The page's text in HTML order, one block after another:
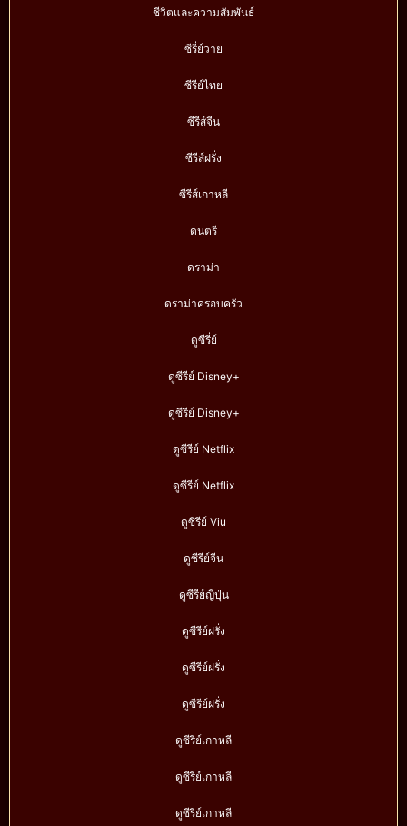
ชีวิตและความสัมพันธ์
ซีรี่ย์วาย
ซีรีย์ไทย
ซีรีส์จีน
ซีรีส์ฝรั่ง
ซีรีส์เกาหลี
ดนตรี
ดราม่า
ดราม่าครอบครัว
ดูซีรี่ย์
ดูซีรีย์ Disney+
ดูซีรีย์ Disney+
ดูซีรีย์ Netflix
ดูซีรีย์ Netflix
ดูซีรีย์ Viu
ดูซีรีย์จีน
ดูซีรีย์ญี่ปุ่น
ดูซีรีย์ฝรั่ง
ดูซีรีย์ฝรั่ง
ดูซีรีย์ฝรั่ง
ดูซีรีย์เกาหลี
ดูซีรีย์เกาหลี
ดูซีรีย์เกาหลี